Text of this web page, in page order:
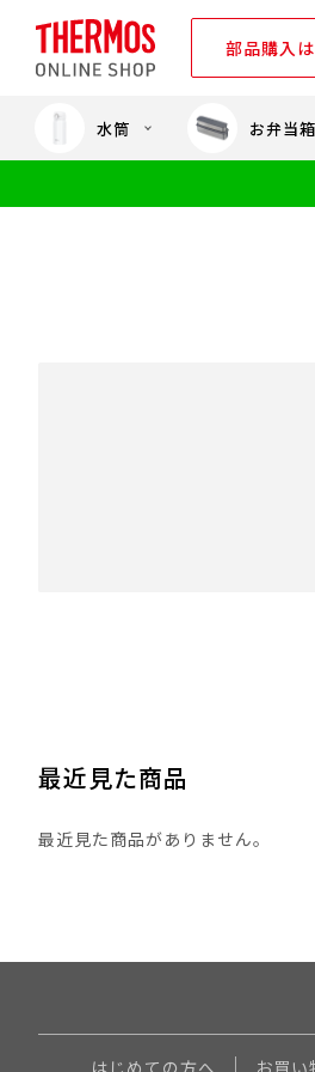
部品購入
水筒 お弁当箱
最近見た商品
最近見た商品がありません。
はじめての方へ お買い